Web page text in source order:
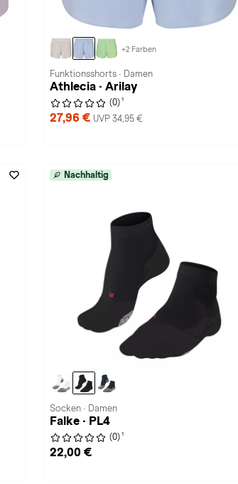
+2 Farben
Funktionsshorts · Damen
Athlecia · Arilay
(0) 1
27,96 € UVP 34,95 €
Nachhaltig
Socken · Damen
Falke · PL4
(0) 1
22,00 €